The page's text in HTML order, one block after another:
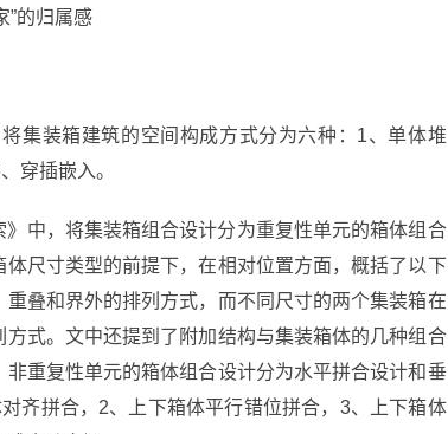
”的归属感
集装箱建筑的空间构成方式分为六种：1、单体堆
穿插嵌入。
中，将集装箱组合设计分为重复性单元的箱体组合
尺寸类型的前提下，在相对位置方面，概括了以下
叠和界外的排列方式，而不同尺寸的两个集装箱在
式。文中还提到了附加结构与集装箱体的几种组合
重复性单元的箱体组合设计分为水平拼合设计和垂
齐拼合，2、上下箱体平行错位拼合，3、上下箱体